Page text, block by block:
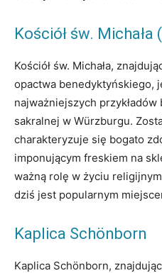
Kościół św.
Kościół św. Michała,
opactwa benedyktyńskiego,
najważniejszych
sakralnej w Würzburgu.
charakteryzuje się bogato
imponującym freskiem na
ważną rolę w życiu
dziś jest popularnym
Kaplica Schönborn
Kaplica Schönborn,